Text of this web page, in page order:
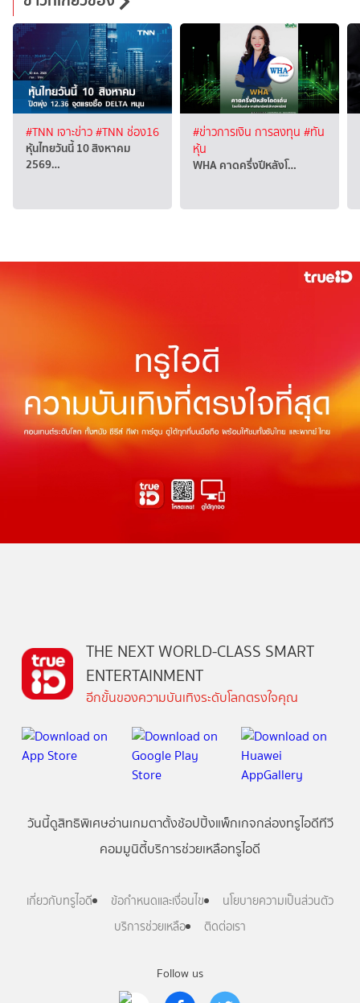
#TNN เจาะข่าว#TNN ช่อง16
หุ้นไทยวันนี้ 10 สิงหาคม
2569…
#ข่าวการเงิน การลงทุน #ทัน
หุ้น
WHA คาดครึ่งปีหลังโ…
Follow us
THE NEXT WORLD-CLASS SMART
ENTERTAINMENT
อีกขั้นของความบันเทิงระดับโลกตรงใจคุณ
วันนี้ดูสิทธิพิเศษอ่านเกมตาตั้งช้อปปิ้งแพ็กเกจกล่องทรูไอดีทีวี
คอมมูนิตี้บริการช่วยเหลือทรูไอดี
เกี่ยวกับทรูไอดี ข้อกำหนดและเงื่อนไข
นโยบายความเป็นส่วนตัว
บริการช่วยเหลือ
ติดต่อเรา